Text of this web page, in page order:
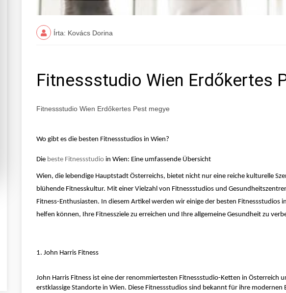
Írta: Kovács Dorina
Fitnessstudio Wien Erdőkertes
Fitnessstudio Wien Erdőkertes Pest megye
Wo gibt es die besten Fitnessstudios in Wien?
Die beste Fitnessstudio in Wien: Eine umfassende Übersicht
Wien, die lebendige Hauptstadt Österreichs, bietet nicht nur eine reiche kulturelle
blühende Fitnesskultur. Mit einer Vielzahl von Fitnessstudios und
Fitness-Enthusiasten. In diesem Artikel werden wir einige der besten Fitnessstudios
helfen können, Ihre Fitnessziele zu erreichen und Ihre allgemeine Gesundheit zu
1. John Harris Fitness
John Harris Fitness ist eine der renommiertesten Fitnessstudio-Ketten in Österreich
erstklassige Standorte in Wien. Diese Fitnessstudios sind bekannt für ihre